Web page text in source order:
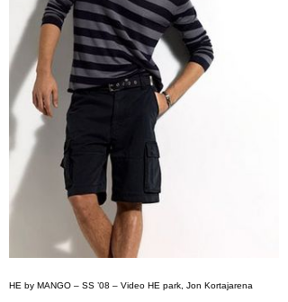
HE by MANGO – SS ’08 – Video HE park, Jon Kortajarena